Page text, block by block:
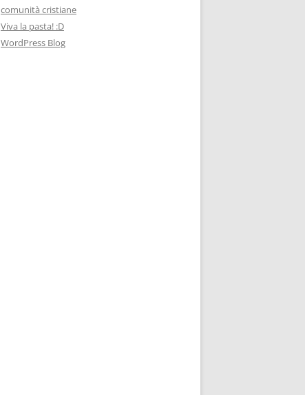
comunità cristiane
Viva la pasta! :D
WordPress Blog